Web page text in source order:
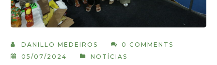
DANILLO MEDEIROS
0 COMMENTS
05/07/2024
NOTÍCIAS